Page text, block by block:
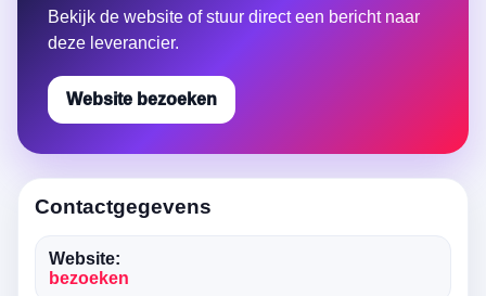
Bekijk de website of stuur direct een bericht naar
deze leverancier.
Website bezoeken
Contactgegevens
Website:
bezoeken